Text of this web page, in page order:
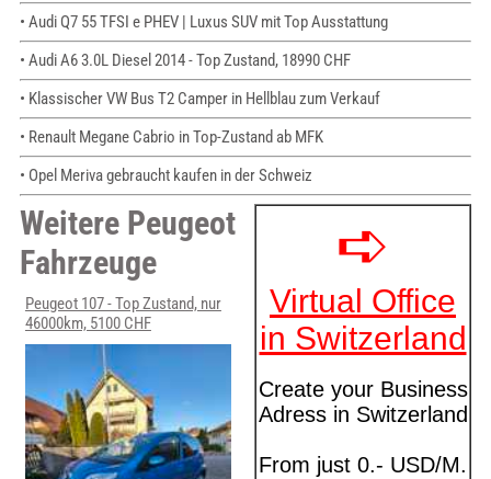
• Audi Q7 55 TFSI e PHEV | Luxus SUV mit Top Ausstattung
• Audi A6 3.0L Diesel 2014 - Top Zustand, 18990 CHF
• Klassischer VW Bus T2 Camper in Hellblau zum Verkauf
• Renault Megane Cabrio in Top-Zustand ab MFK
• Opel Meriva gebraucht kaufen in der Schweiz
Weitere Peugeot
Fahrzeuge
Peugeot 107 - Top Zustand, nur
46000km, 5100 CHF